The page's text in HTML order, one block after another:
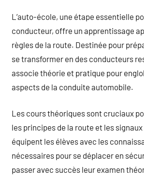
L’auto-école, une étape essentielle
conducteur, offre un apprentissage
règles de la route. Destinée pour
se transformer en des conducteurs
associe théorie et pratique pour
aspects de la conduite automobile.
Les cours théoriques sont cruciaux
les principes de la route et les
équipent les élèves avec les
nécessaires pour se déplacer en
passer avec succès leur examen